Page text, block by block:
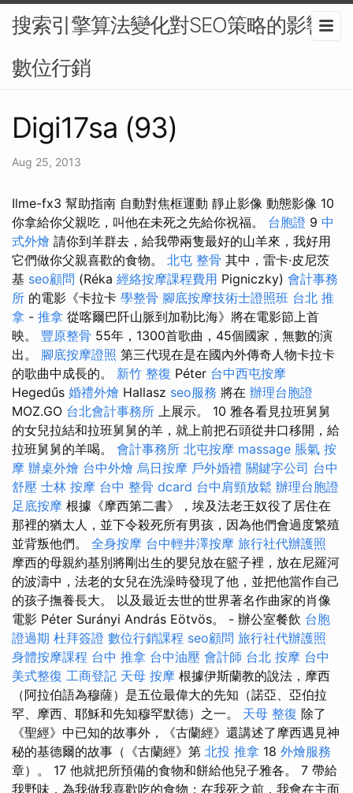
搜索引擎算法變化對SEO策略的影響-
數位行銷
Digi17sa (93)
Aug 25, 2013
Ilme-fx3 幫助指南 自動對焦框運動 靜止影像 動態影像 10
你拿給你父親吃，叫他在未死之先給你祝福。 台胞證 9 中
式外燴 請你到羊群去，給我帶兩隻最好的山羊來，我好用
它們做你父親喜歡的食物。 北屯 整骨 其中，雷卡·皮尼茨
基 seo顧問 (Réka 經絡按摩課程費用 Pigniczky) 會計事務
所 的電影《卡拉卡 學整骨 腳底按摩技術士證照班 台北 推
拿 - 推拿 從喀爾巴阡山脈到加勒比海》將在電影節上首
映。 豐原整骨 55年，1300首歌曲，45個國家，無數的演
出。 腳底按摩證照 第三代現在是在國內外傳奇人物卡拉卡
的歌曲中成長的。 新竹 整復 Péter 台中西屯按摩
Hegedűs 婚禮外燴 Hallasz seo服務 將在 辦理台胞證
MOZ.GO 台北會計事務所 上展示。 10 雅各看見拉班舅舅
的女兒拉結和拉班舅舅的羊，就上前把石頭從井口移開，給
拉班舅舅的羊喝。 會計事務所 北屯按摩 massage 脹氣 按
摩 辦桌外燴 台中外燴 烏日按摩 戶外婚禮 關鍵字公司 台中
舒壓 士林 按摩 台中 整骨 dcard 台中肩頸放鬆 辦理台胞證
足底按摩 根據《摩西第二書》，埃及法老王奴役了居住在
那裡的猶太人，並下令殺死所有男孩，因為他們會過度繁殖
並背叛他們。 全身按摩 台中輕井澤按摩 旅行社代辦護照
摩西的母親約基別將剛出生的嬰兒放在籃子裡，放在尼羅河
的波濤中，法老的女兒在洗澡時發現了他，並把他當作自己
的孩子撫養長大。 以及最近去世的世界著名作曲家的肖像
電影 Péter Surányi András Eötvös。 - 辦公室餐飲 台胞
證過期 杜拜簽證 數位行銷課程 seo顧問 旅行社代辦護照
身體按摩課程 台中 推拿 台中油壓 會計師 台北 按摩 台中
美式整復 工商登記 天母 按摩 根據伊斯蘭教的說法，摩西
（阿拉伯語為穆薩）是五位最偉大的先知（諾亞、亞伯拉
罕、摩西、耶穌和先知穆罕默德）之一。 天母 整復 除了
《聖經》中已知的故事外，《古蘭經》還講述了摩西遇見神
秘的基德爾的故事（《古蘭經》第 北投 推拿 18 外燴服務
章）。 17 他就把所預備的食物和餅給他兒子雅各。 7 帶給
我野味，為我做我喜歡吃的食物；在我死之前，我會在主面